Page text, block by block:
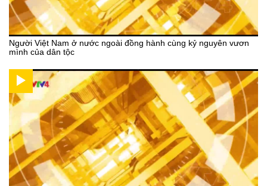
Người Việt Nam ở nước ngoài đồng hành cùng kỷ nguyên vươn
mình của dân tộc